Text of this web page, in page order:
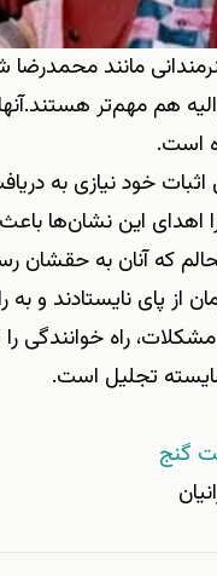
مانند
هم مهم‌تر
است.
اثبات خود نیازی به
این نشان‌ها باعث
که آنان به حقشان
از پای نایستادند و به
راه خوانندگی
تجلیل است.
گنج